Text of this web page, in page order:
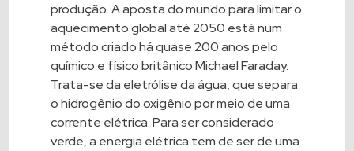
produção. A aposta do mundo para limitar o
aquecimento global até 2050 está num
método criado há quase 200 anos pelo
químico e físico britânico Michael Faraday.
Trata-se da eletrólise da água, que separa
o hidrogênio do oxigênio por meio de uma
corrente elétrica. Para ser considerado
verde, a energia elétrica tem de ser de uma